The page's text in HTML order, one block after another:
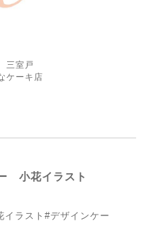
三室戸
ケーキ店
小花イラスト
ラスト#デザインケー